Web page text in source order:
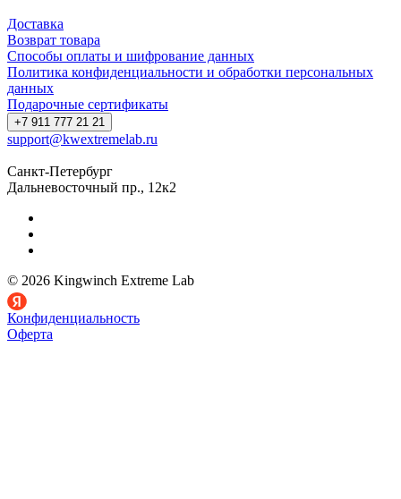
Доставка
Возврат товара
Способы оплаты и шифрование данных
Политика конфиденциальности и обработки персональных
данных
Подарочные сертификаты
+7 911 777 21 21
support@kwextremelab.ru
Санкт-Петербург
Дальневосточный пр., 12к2
© 2026 Kingwinch Extreme Lab
Конфиденциальность
Оферта